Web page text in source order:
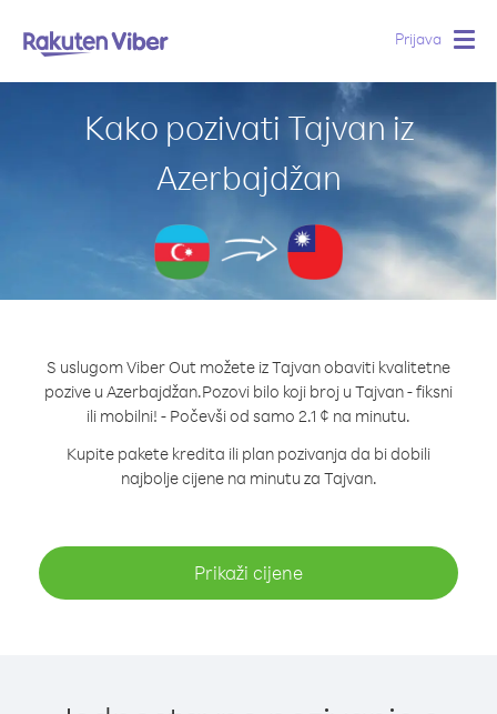
Prijava
Kako pozivati Tajvan iz
Azerbajdžan
S uslugom Viber Out možete iz Tajvan obaviti kvalitetne
pozive u Azerbajdžan.Pozovi bilo koji broj u Tajvan - fiksni
ili mobilni! - Počevši od samo 2.1 ¢ na minutu.
Kupite pakete kredita ili plan pozivanja da bi dobili
najbolje cijene na minutu za Tajvan.
Prikaži cijene